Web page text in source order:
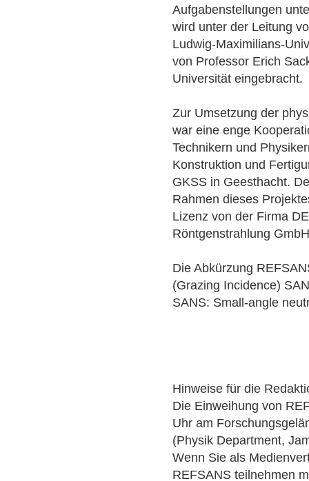
Aufgabenstellungen
wird unter der Leitung
Ludwig-Maximilians-
von Professor Erich
Universität eingebracht.
Zur Umsetzung der
war eine enge
Technikern und
Konstruktion und
GKSS in Geesthacht.
Rahmen dieses
Lizenz von der Firma
Röntgenstrahlung
Die Abkürzung
(Grazing Incidence)
SANS: Small-angle
Hinweise für die
Die Einweihung von
Uhr am
(Physik Department,
Wenn Sie als
REFSANS teilnehmen